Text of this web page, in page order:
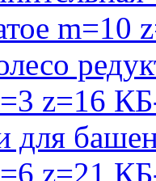
z=16
z=21